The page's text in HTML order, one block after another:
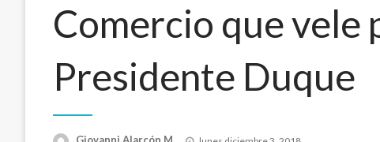
Comercio que vele
Presidente Duque
Publicado